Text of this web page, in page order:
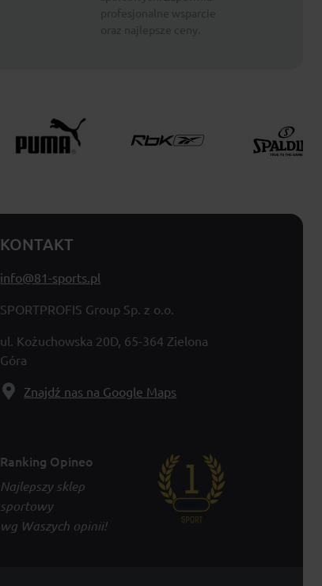
KONTAKT
info@81-sports.pl
SPORTPROFIS Group Sp. z o.o.
ul. Kożuchowska 20D, 65-364 Zielona
Góra
Znajdź nas na Google Maps
Ranking Opineo
Najlepszy sklep
sportowy
wg Waszych opinii!